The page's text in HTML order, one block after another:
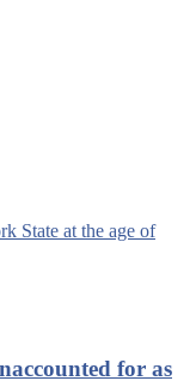
for as